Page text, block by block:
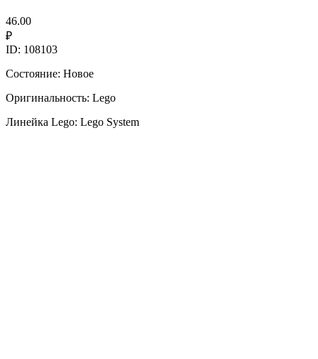
46.00
₽
ID: 108103
Состояние: Новое
Оригинальность: Lego
Линейка Lego: Lego System